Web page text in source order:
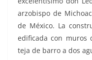
arzobispo de
de México. La
edificada con muros
teja de barro a dos